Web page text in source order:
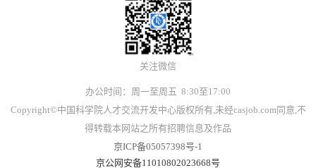
关注微信
办公时间：周一至周五 8:30至17:00
Copyright©中国科学院人才交流开发中心版权所有,未经casjob.com同意,不
得转载本网站之所有招聘信息及作品
京ICP备05057398号-1
京公网安备11010802023668号